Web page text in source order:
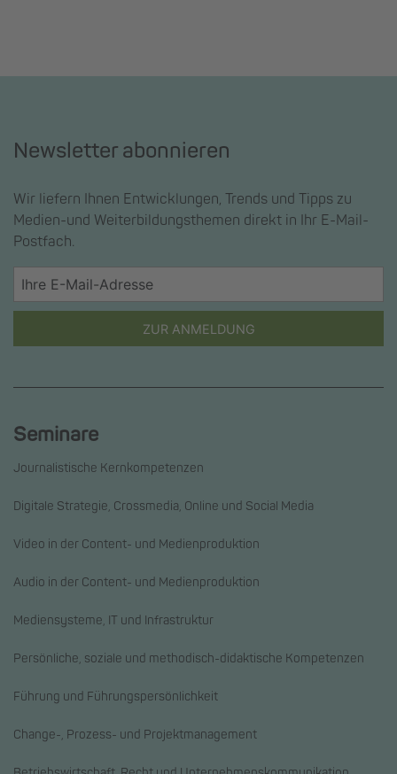
Newsletter abonnieren
Wir liefern Ihnen Entwicklungen, Trends und Tipps zu
Medien-und Weiterbildungsthemen direkt in Ihr E-Mail-
Postfach.
ZUR ANMELDUNG
Seminare
Journalistische Kernkompetenzen
Digitale Strategie, Crossmedia, Online und Social Media
Video in der Content- und Medienproduktion
Audio in der Content- und Medienproduktion
Mediensysteme, IT und Infrastruktur
Persönliche, soziale und methodisch-didaktische Kompetenzen
Führung und Führungspersönlichkeit
Change-, Prozess- und Projektmanagement